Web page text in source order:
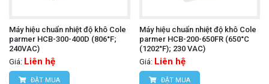
Máy hiệu chuẩn nhiệt độ khô Cole
parmer HCB-300-400D (806°F;
240VAC)
Giá: Liên hệ
ĐẶT MUA
Máy hiệu chuẩn nhiệt độ khô Cole
parmer HCB-200-650FR (650°C
(1202°F); 230 VAC)
Giá: Liên hệ
ĐẶT MUA